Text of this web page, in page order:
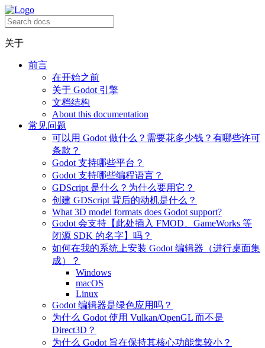
关于
前言
在开始之前
关于 Godot 引擎
文档结构
About this documentation
常见问题
可以用 Godot 做什么？需要花多少钱？有哪些许可
条款？
Godot 支持哪些平台？
Godot 支持哪些编程语言？
GDScript 是什么？为什么要用它？
创建 GDScript 背后的动机是什么？
What 3D model formats does Godot support?
Godot 会支持【此处插入 FMOD、GameWorks 等
闭源 SDK 的名字】吗？
如何在我的系统上安装 Godot 编辑器（进行桌面集
成）？
Windows
macOS
Linux
Godot 编辑器是绿色应用吗？
为什么 Godot 使用 Vulkan/OpenGL 而不是
Direct3D？
为什么 Godot 旨在保持其核心功能集较小？